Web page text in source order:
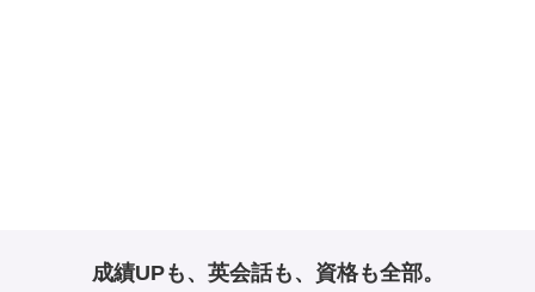
成績UPも、英会話も、資格も全部。